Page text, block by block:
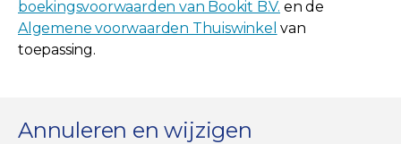
boekingsvoorwaarden van Bookit B.V. en de
Algemene voorwaarden Thuiswinkel van
toepassing.
Annuleren en wijzigen